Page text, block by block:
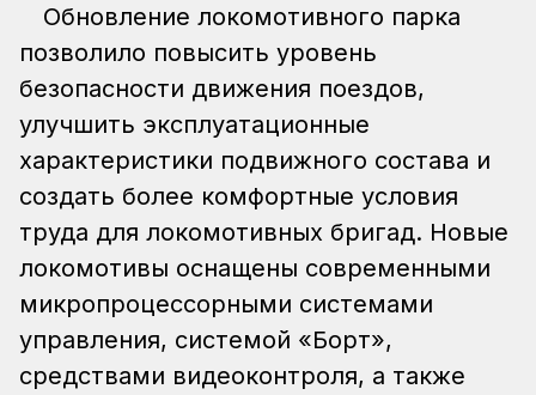
Обновление локомотивного парка
позволило повысить уровень
безопасности движения поездов,
улучшить эксплуатационные
характеристики подвижного состава и
создать более комфортные условия
труда для локомотивных бригад. Новые
локомотивы оснащены современными
микропроцессорными системами
управления, системой «Борт»,
средствами видеоконтроля, а также